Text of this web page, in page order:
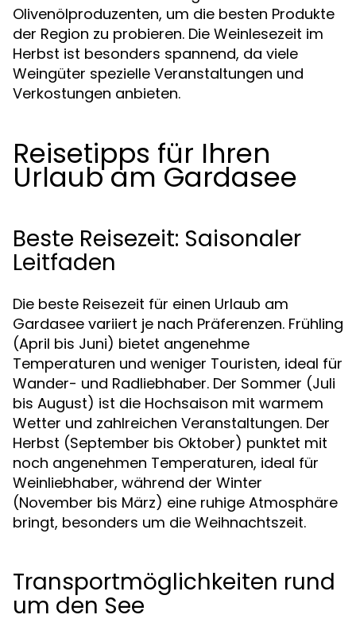
Olivenölproduzenten, um die besten Produkte
der Region zu probieren. Die Weinlesezeit im
Herbst ist besonders spannend, da viele
Weingüter spezielle Veranstaltungen und
Verkostungen anbieten.
Reisetipps für Ihren
Urlaub am Gardasee
Beste Reisezeit: Saisonaler
Leitfaden
Die beste Reisezeit für einen Urlaub am
Gardasee variiert je nach Präferenzen. Frühling
(April bis Juni) bietet angenehme
Temperaturen und weniger Touristen, ideal für
Wander- und Radliebhaber. Der Sommer (Juli
bis August) ist die Hochsaison mit warmem
Wetter und zahlreichen Veranstaltungen. Der
Herbst (September bis Oktober) punktet mit
noch angenehmen Temperaturen, ideal für
Weinliebhaber, während der Winter
(November bis März) eine ruhige Atmosphäre
bringt, besonders um die Weihnachtszeit.
Transportmöglichkeiten rund
um den See